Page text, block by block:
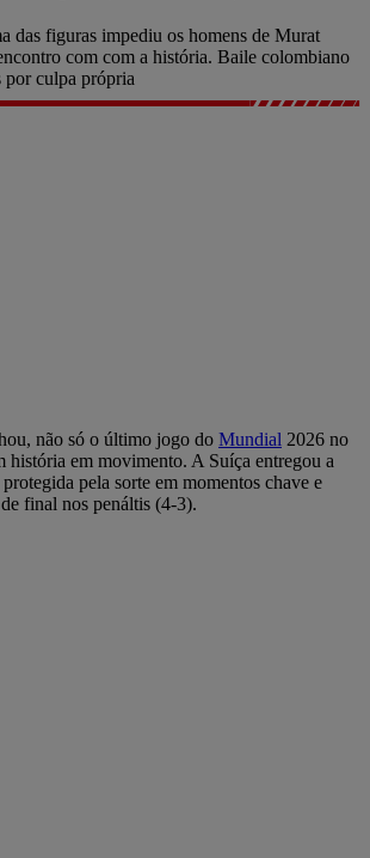
das figuras impediu os homens de Murat
com com a história. Baile colombiano
por culpa própria
não só o último jogo do Mundial 2026 no
história em movimento. A Suíça entregou a
pela sorte em momentos chave e
final nos penáltis (4-3).